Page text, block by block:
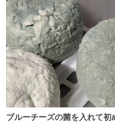
本地震の被災地支援のため義
た。
ト
数
数
ブルーチーズの菌を入れて